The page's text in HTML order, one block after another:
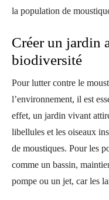
la population de
Créer un jardin
biodiversité
Pour lutter contre le
l’environnement, il est
effet, un jardin vivant
libellules et les oiseaux
de moustiques. Pour les
comme un bassin,
pompe ou un jet, car les